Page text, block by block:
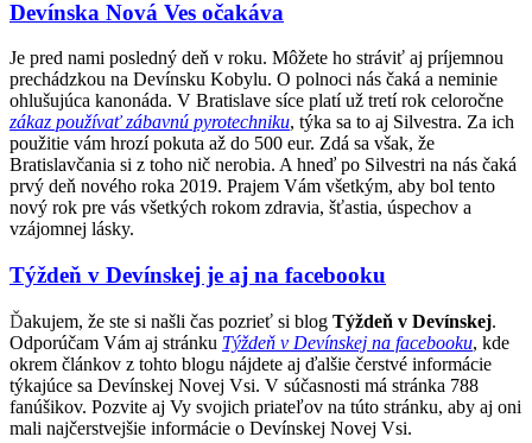
Devínska Nová Ves očakáva
Je pred nami posledný deň v roku. Môžete ho stráviť aj príjemnou
prechádzkou na Devínsku Kobylu. O polnoci nás čaká a neminie
ohlušujúca kanonáda. V Bratislave síce platí už tretí rok celoročne
zákaz používať zábavnú pyrotechniku, týka sa to aj Silvestra. Za ich
použitie vám hrozí pokuta až do 500 eur. Zdá sa však, že
Bratislavčania si z toho nič nerobia. A hneď po Silvestri na nás čaká
prvý deň nového roka 2019. Prajem Vám všetkým, aby bol tento
nový rok pre vás všetkých rokom zdravia, šťastia, úspechov a
vzájomnej lásky.
Týždeň v Devínskej je aj na facebooku
Ďakujem, že ste si našli čas pozrieť si blog Týždeň v Devínskej.
Odporúčam Vám aj stránku Týždeň v Devínskej na facebooku, kde
okrem článkov z tohto blogu nájdete aj ďalšie čerstvé informácie
týkajúce sa Devínskej Novej Vsi. V súčasnosti má stránka 788
fanúšikov. Pozvite aj Vy svojich priateľov na túto stránku, aby aj oni
mali najčerstvejšie informácie o Devínskej Novej Vsi.